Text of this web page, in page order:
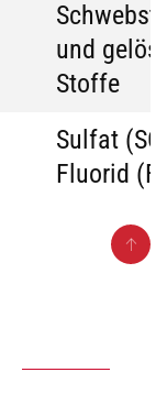
und
Stoffe
Sulfat (SO
Fluorid (F)